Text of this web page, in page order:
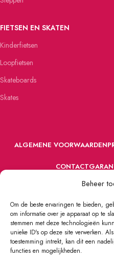
Beheer
Om de beste ervaringen te bieden,
om informatie over je apparaat op te
stemmen met deze technologieën
unieke ID's op deze site verwerken.
toestemming intrekt, kan dit een
functies en mogelijkheden.
FIETSEN EN SKATEN
Kinderfietsen
Loopfietsen
Skateboards
Skates
ALGEMENE VOORWAARDEN
CONTACT
VOORDEFUN.NL 2022